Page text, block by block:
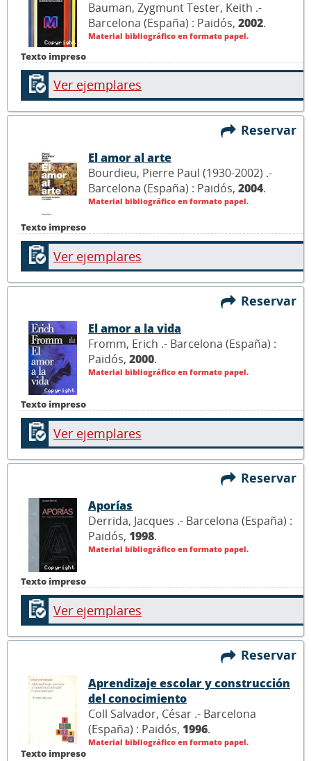
Texto impreso
Bauman, Zygmunt Tester, Keith .-
Barcelona (España) : Paidós, 2002.
Material bibliográfico en formato papel.
Ver ejemplares
Reservar
Texto impreso
El amor al arte
Bourdieu, Pierre Paul (1930-2002) .-
Barcelona (España) : Paidós, 2004.
Material bibliográfico en formato papel.
Ver ejemplares
Reservar
Texto impreso
El amor a la vida
Fromm, Erich .- Barcelona (España) :
Paidós, 2000.
Material bibliográfico en formato papel.
Ver ejemplares
Reservar
Texto impreso
Aporías
Derrida, Jacques .- Barcelona (España) :
Paidós, 1998.
Material bibliográfico en formato papel.
Ver ejemplares
Reservar
Texto impreso
Aprendizaje escolar y construcción
del conocimiento
Coll Salvador, César .- Barcelona
(España) : Paidós, 1996.
Material bibliográfico en formato papel.